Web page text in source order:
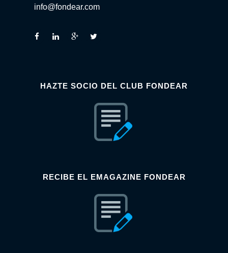
info@fondear.com
HAZTE SOCIO DEL CLUB FONDEAR
RECIBE EL EMAGAZINE FONDEAR